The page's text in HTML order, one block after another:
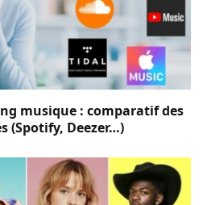
musique : comparatif des
(Spotify, Deezer…)